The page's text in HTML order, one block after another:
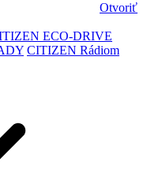
Otvoriť
ECO-DRIVE
CITIZEN Rádiom